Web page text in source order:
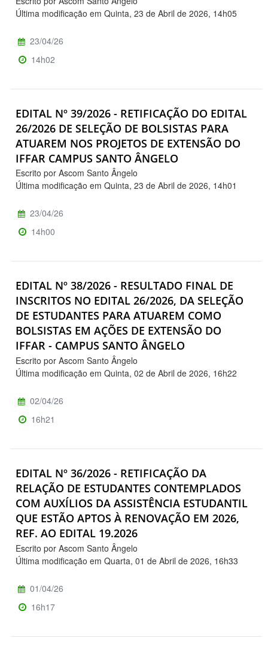
Última modificação em Quinta, 23 de Abril de 2026, 14h05
23/04/26
14h02
EDITAL Nº 39/2026 - RETIFICAÇÃO DO EDITAL
26/2026 DE SELEÇÃO DE BOLSISTAS PARA
ATUAREM NOS PROJETOS DE EXTENSÃO DO
IFFAR CAMPUS SANTO ÂNGELO
Escrito por Ascom Santo Ângelo
Última modificação em Quinta, 23 de Abril de 2026, 14h01
23/04/26
14h00
EDITAL Nº 38/2026 - RESULTADO FINAL DE
INSCRITOS NO EDITAL 26/2026, DA SELEÇÃO
DE ESTUDANTES PARA ATUAREM COMO
BOLSISTAS EM AÇÕES DE EXTENSÃO DO
IFFAR - CAMPUS SANTO ÂNGELO
Escrito por Ascom Santo Ângelo
Última modificação em Quinta, 02 de Abril de 2026, 16h22
02/04/26
16h21
EDITAL Nº 36/2026 - RETIFICAÇÃO DA
RELAÇÃO DE ESTUDANTES CONTEMPLADOS
COM AUXÍLIOS DA ASSISTÊNCIA ESTUDANTIL
QUE ESTÃO APTOS À RENOVAÇÃO EM 2026,
REF. AO EDITAL 19.2026
Escrito por Ascom Santo Ângelo
Última modificação em Quarta, 01 de Abril de 2026, 16h33
01/04/26
16h17